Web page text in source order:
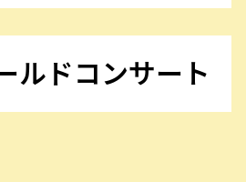
ルドコンサート